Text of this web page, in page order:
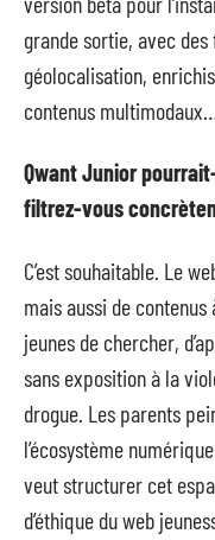
grande sortie, avec
géolocalisation,
contenus multimodaux…
Qwant Junior
filtrez-vous
C’est souhaitable. Le
mais aussi de
jeunes de chercher,
sans exposition à la
drogue. Les parents
l’écosystème
veut structurer cet
d’éthique du web